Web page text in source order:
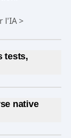
l'IA >
tests,
combiner
native